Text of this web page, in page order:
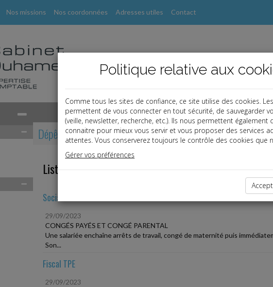
Nos missions Nos coordonnées Adresses utiles Contact
Dépêches
Liste des dernières dépêches
Social
29/09/2023
CONGÉS PAYÉS ET CONGÉ PARENTAL
Une salariée enchaîne arrêts de travail, congé de maternité puis
Son...
Fiscal TPE
29/09/2023
Politique relative aux
Comme tous les sites de confiance, ce site utilise des cookies.
permettent de vous connecter en tout sécurité, de sauvegarder
(veille, newsletter, recherche, etc.). Ils nous permettent également
connaitre pour mieux vous servir et vous proposer des services
attentes. Vous conserverez toujours le contrôle des cookies que
Gérer vos préférences